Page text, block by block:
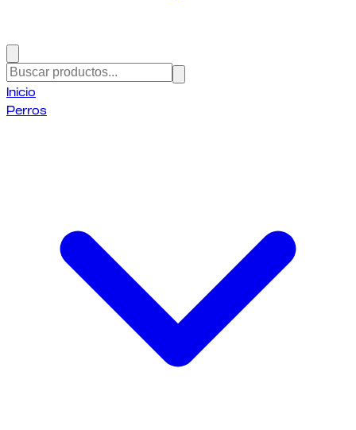
Inicio
Perros